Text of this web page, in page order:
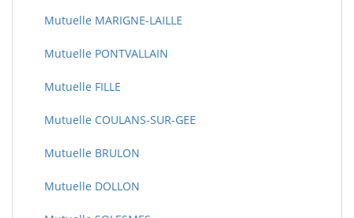
Mutuelle MARIGNE-LAILLE
Mutuelle PONTVALLAIN
Mutuelle FILLE
Mutuelle COULANS-SUR-GEE
Mutuelle BRULON
Mutuelle DOLLON